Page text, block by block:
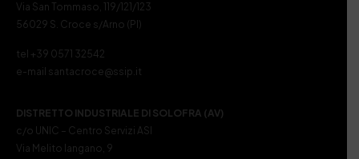
Via San Tommaso, 119/121/123
56029 S. Croce s/Arno (PI)
tel +39 0571 32542
e-mail santacroce@ssip.it
DISTRETTO INDUSTRIALE DI SOLOFRA (AV)
c/o UNIC – Centro Servizi ASI
Via Melito Iangano, 9